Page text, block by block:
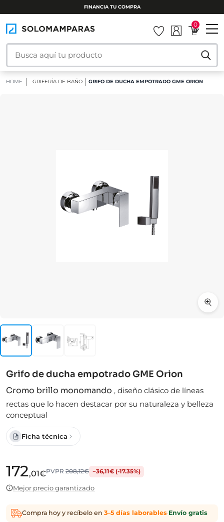
INSTALAMOS TU MAMPARA
0
HOME GRIFERÍA DE BAÑO GRIFO DE DUCHA EMPOTRADO GME ORION
Grifo de ducha empotrado GME Orion
Cromo brillo monomando , diseño clásico de líneas
rectas que lo hacen destacar por su naturaleza y belleza
conceptual
Ficha técnica
172,01€PVPR208,12€ −36,11€ (-17.35%)
Mejor precio garantizado
Compra hoy y recíbelo en 3–5 días laborables·Envío gratis